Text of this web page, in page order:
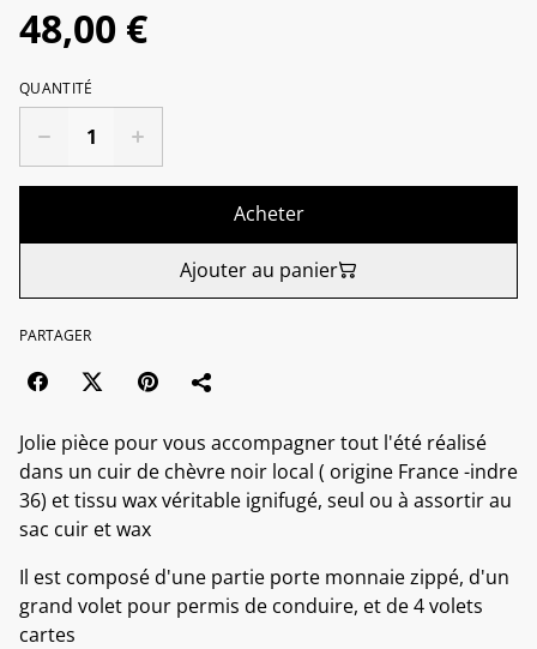
48,00 €
QUANTITÉ
Acheter
Ajouter au panier
PARTAGER
Jolie pièce pour vous accompagner tout l'été réalisé
dans un cuir de chèvre noir local ( origine France -indre
36) et tissu wax véritable ignifugé, seul ou à assortir au
sac cuir et wax
Il est composé d'une partie porte monnaie zippé, d'un
grand volet pour permis de conduire, et de 4 volets
cartes